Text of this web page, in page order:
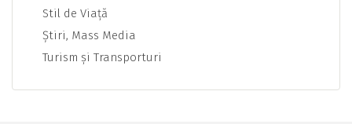
Stil de Viaţă
Ştiri, Mass Media
Turism şi Transporturi